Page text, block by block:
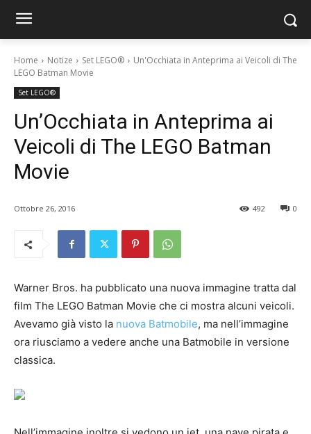
Home Notize Set LEGO®
Un'Occhiata in Anteprima ai Veicoli di The
LEGO Batman Movie
Set LEGO®
Un’Occhiata in Anteprima ai
Veicoli di The LEGO Batman
Movie
Ottobre 26, 2016 0
492
Warner Bros. ha pubblicato una nuova immagine tratta dal
film The LEGO Batman Movie che ci mostra alcuni veicoli.
Avevamo già visto la nuova Batmobile, ma nell’immagine
ora riusciamo a vedere anche una Batmobile in versione
classica.